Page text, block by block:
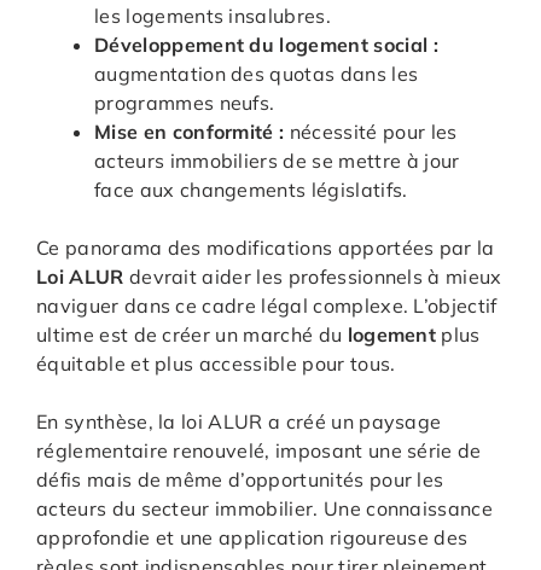
les logements insalubres.
Développement du logement social :
augmentation des quotas dans les
programmes neufs.
Mise en conformité : nécessité pour les
acteurs immobiliers de se mettre à jour
face aux changements législatifs.
Ce panorama des modifications apportées par la
Loi ALUR devrait aider les professionnels à mieux
naviguer dans ce cadre légal complexe. L’objectif
ultime est de créer un marché du logement plus
équitable et plus accessible pour tous.
En synthèse, la loi ALUR a créé un paysage
réglementaire renouvelé, imposant une série de
défis mais de même d’opportunités pour les
acteurs du secteur immobilier. Une connaissance
approfondie et une application rigoureuse des